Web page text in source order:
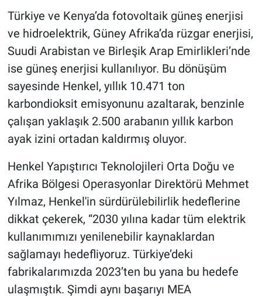
Türkiye ve Kenya’da fotovoltaik güneş enerjisi
ve hidroelektrik, Güney Afrika’da rüzgar enerjisi,
Suudi Arabistan ve Birleşik Arap Emirlikleri’nde
ise güneş enerjisi kullanılıyor. Bu dönüşüm
sayesinde Henkel, yıllık 10.471 ton
karbondioksit emisyonunu azaltarak, benzinle
çalışan yaklaşık 2.500 arabanın yıllık karbon
ayak izini ortadan kaldırmış oluyor.
Henkel Yapıştırıcı Teknolojileri Orta Doğu ve
Afrika Bölgesi Operasyonlar Direktörü Mehmet
Yılmaz, Henkel'in sürdürülebilirlik hedeflerine
dikkat çekerek, “2030 yılına kadar tüm elektrik
kullanımımızı yenilenebilir kaynaklardan
sağlamayı hedefliyoruz. Türkiye’deki
fabrikalarımızda 2023’ten bu yana bu hedefe
ulaşmıştık. Şimdi aynı başarıyı MEA